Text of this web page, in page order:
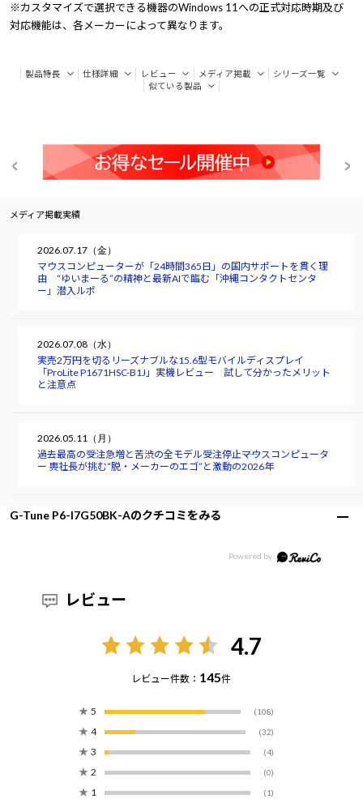
※カスタマイズで選択できる機器のWindows 11への正式対応時期及び
対応機能は、各メーカーによって異なります。
製品特長 仕様詳細 レビュー メディア掲載
シリーズ一覧
似ている製品
メディア掲載実績
2026.07.17（金）
マウスコンピューターが「24時間365日」の国内サポートを貫く理
由 “ゆいまーる”の精神と最新AIで臨む「沖縄コンタクトセンタ
ー」潜入ルポ
2026.07.08（水）
実売2万円を切るリーズナブルな15.6型モバイルディスプレイ
「ProLite P1671HSC-B1J」実機レビュー 試して分かったメリット
と注意点
2026.05.11（月）
過去最高の受注急増と苦渋の全モデル受注停止――マウスコンピュータ
ー 軣社長が挑む“脱・メーカーのエゴ”と激動の2026年
G-Tune P6-I7G50BK-Aのクチコミをみる
レビュー
4.7
レビュー件数： 145件
★ 5 (108)
★ 4 (32)
★ 3 (4)
★ 2 (0)
★ 1 (1)